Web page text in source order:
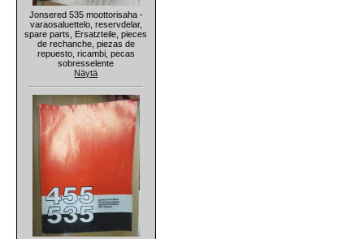
Jonsered 535 moottorisaha -
varaosaluettelo, reservdelar,
spare parts, Ersatzteile, pieces
de rechanche, piezas de
repuesto, ricambi, pecas
sobresselente
Näytä